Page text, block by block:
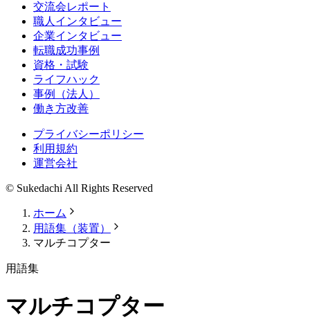
交流会レポート
職人インタビュー
企業インタビュー
転職成功事例
資格・試験
ライフハック
事例（法人）
働き方改善
プライバシーポリシー
利用規約
運営会社
© Sukedachi All Rights Reserved
ホーム
用語集（装置）
マルチコプター
用語集
マルチコプター